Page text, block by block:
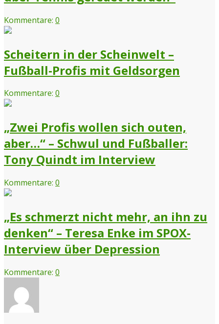
Kommentare: 0
Scheitern in der Scheinwelt –
Fußball-Profis mit Geldsorgen
Kommentare: 0
„Zwei Profis wollen sich outen,
aber…“ – Schwul und Fußballer:
Tony Quindt im Interview
Kommentare: 0
„Es schmerzt nicht mehr, an ihn zu
denken“ – Teresa Enke im SPOX-
Interview über Depression
Kommentare: 0